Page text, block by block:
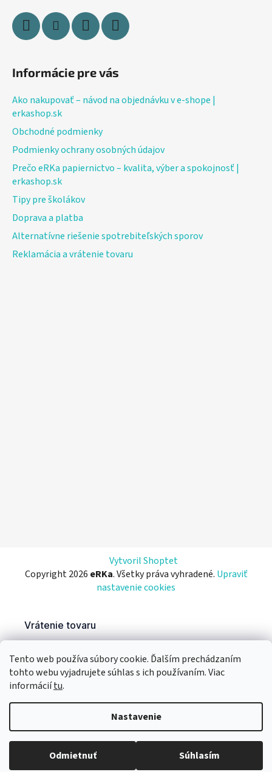
Tento web používa súbory cookie. Ďalším prechádzaním
tohto webu vyjadrujete súhlas s ich používaním. Viac
informáciítu.
Nastavenie
Odmietnuť Súhlasím
Informácie pre vás
Ako nakupovať – návod na objednávku v e-shope |
erkashop.sk
Obchodné podmienky
Podmienky ochrany osobných údajov
Prečo eRKa papiernictvo – kvalita, výber a spokojnosť |
erkashop.sk
Tipy pre školákov
Doprava a platba
Alternatívne riešenie spotrebiteľských sporov
Reklamácia a vrátenie tovaru
Vytvoril Shoptet
Copyright 2026 eRKa. Všetky práva vyhradené. Upraviť
nastavenie cookies